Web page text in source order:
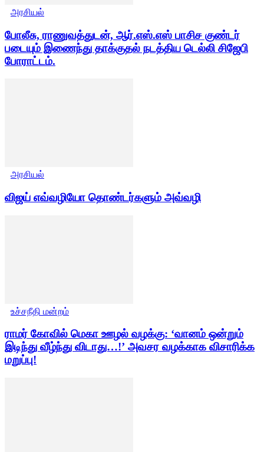
அரசியல்
போலீசு, ராணுவத்துடன், ஆர்.எஸ்.எஸ் பாசிச குண்டர்
படையும் இணைந்து தாக்குதல் நடத்திய டெல்லி சிஜேபி
போராட்டம்.
அரசியல்
விஜய் எவ்வழியோ தொண்டர்களும் அவ்வழி
உச்சநீதி மன்றம்
ராமர் கோவில் மெகா ஊழல் வழக்கு: ‘வானம் ஒன்றும்
இடிந்து வீழ்ந்து விடாது…!’ அவசர வழக்காக விசாரிக்க
மறுப்பு!